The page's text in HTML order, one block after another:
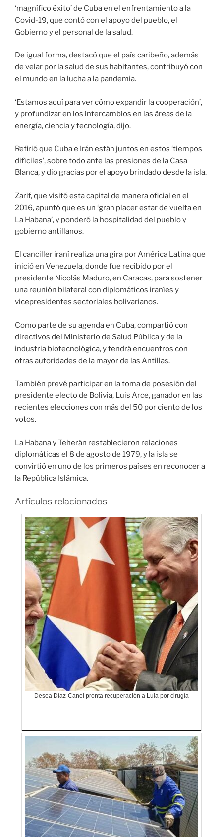
‘magnífico éxito’ de Cuba en el enfrentamiento a la
Covid-19, que contó con el apoyo del pueblo, el
Gobierno y el personal de la salud.
De igual forma, destacó que el país caribeño, además
de velar por la salud de sus habitantes, contribuyó con
el mundo en la lucha a la pandemia.
‘Estamos aquí para ver cómo expandir la cooperación’,
y profundizar en los intercambios en las áreas de la
energía, ciencia y tecnología, dijo.
Refirió que Cuba e Irán están juntos en estos ‘tiempos
difíciles’, sobre todo ante las presiones de la Casa
Blanca, y dio gracias por el apoyo brindado desde la isla.
Zarif, que visitó esta capital de manera oficial en el
2016, apuntó que es un ‘gran placer estar de vuelta en
La Habana’, y ponderó la hospitalidad del pueblo y
gobierno antillanos.
El canciller iraní realiza una gira por América Latina que
inició en Venezuela, donde fue recibido por el
presidente Nicolás Maduro, en Caracas, para sostener
una reunión bilateral con diplomáticos iraníes y
vicepresidentes sectoriales bolivarianos.
Como parte de su agenda en Cuba, compartió con
directivos del Ministerio de Salud Pública y de la
industria biotecnológica, y tendrá encuentros con
otras autoridades de la mayor de las Antillas.
También prevé participar en la toma de posesión del
presidente electo de Bolivia, Luis Arce, ganador en las
recientes elecciones con más del 50 por ciento de los
votos.
La Habana y Teherán restablecieron relaciones
diplomáticas el 8 de agosto de 1979, y la isla se
convirtió en uno de los primeros países en reconocer a
la República Islámica.
Artículos relacionados
Desea Díaz-Canel pronta recuperación a Lula por cirugía